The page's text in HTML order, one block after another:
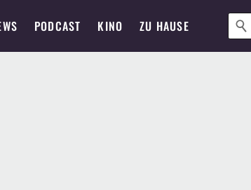
PODCAST KINO ZU HAUSE